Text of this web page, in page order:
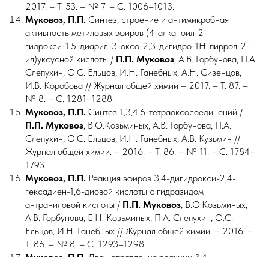
2017. – Т. 53. – № 7. – С. 1006–1013.
Муковоз, П.П. Синтез, строение и антимикробная
активность метиловых эфиров (4-алканоил-2-
гидрокси-1,5-диарил-3-оксо-2,3-дигидро-1H-пиррол-2-
ил)уксусной кислоты / П.П. Муковоз, А.В. Горбунова, П.А.
Слепухин, О.С. Ельцов, И.Н. Ганебных, А.Н. Сизенцов,
И.В. Коробова // Журнал общей химии – 2017. – Т. 87. –
№ 8. – С. 1281–1288.
Муковоз, П.П. Синтез 1,3,4,6-тетраоксосоединений /
П.П. Муковоз, В.О.Козьминых, А.В. Горбунова, П.А.
Слепухин, О.С. Ельцов, И.Н. Ганебных, А.В. Кузьмин //
Журнал общей химии. – 2016. – Т. 86. – № 11. – С. 1784–
1793.
Муковоз, П.П. Реакция эфиров 3,4-дигидрокси-2,4-
гексадиен-1,6-диовой кислоты с гидразидом
антраниловой кислоты / П.П. Муковоз, В.О.Козьминых,
А.В. Горбунова, Е.Н. Козьминых, П.А. Слепухин, О.С.
Ельцов, И.Н. Ганебных // Журнал общей химии. – 2016. –
Т. 86. – № 8. – С. 1293–1298.